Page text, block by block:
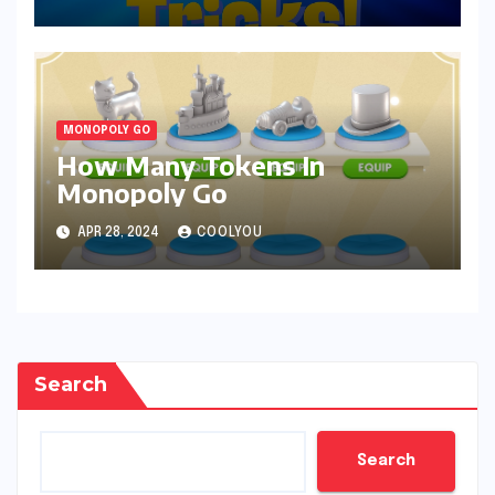
MONOPOLY GO
How Many Tokens In
Monopoly Go
APR 28, 2024 COOLYOU
Search
Search